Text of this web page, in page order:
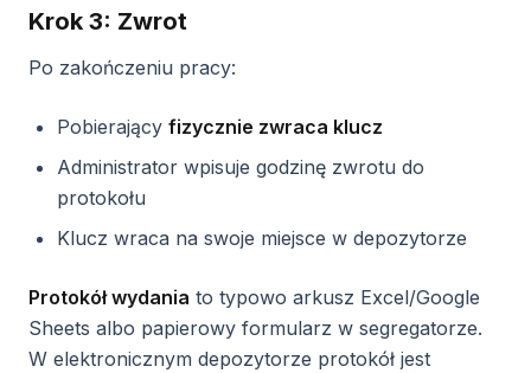
Krok 3: Zwrot
Po zakończeniu pracy:
Pobierający fizycznie zwraca klucz
Administrator wpisuje godzinę zwrotu do
protokołu
Klucz wraca na swoje miejsce w depozytorze
Protokół wydania to typowo arkusz Excel/Google
Sheets albo papierowy formularz w segregatorze.
W elektronicznym depozytorze protokół jest